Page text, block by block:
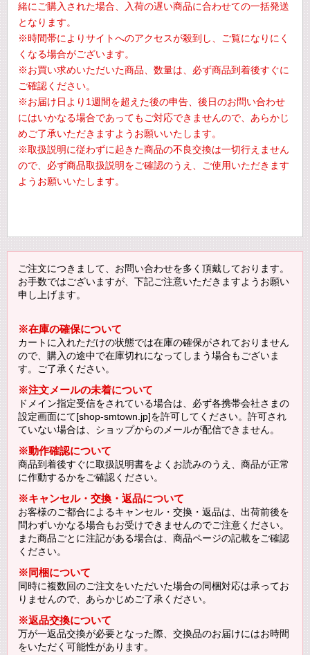
緒にご購入された場合、入荷の遅い商品に合わせての一括発送
となります。
※時間帯によりサイトへのアクセスが殺到し、ご覧になりにく
くなる場合がございます。
※お買い求めいただいた商品、数量は、必ず商品到着後すぐに
ご確認ください。
※お届け日より1週間を超えた後の申告、後日のお問い合わせ
にはいかなる場合であってもご対応できませんので、あらかじ
めご了承いただきますようお願いいたします。
※取扱説明に従わずに起きた商品の不良交換は一切行えません
ので、必ず商品取扱説明をご確認のうえ、ご使用いただきます
ようお願いいたします。
ご注文につきまして、お問い合わせを多く頂戴しております。
お手数ではございますが、下記ご注意いただきますようお願い
申し上げます。
※在庫の確保について
カートに入れただけの状態では在庫の確保がされておりません
ので、購入の途中で在庫切れになってしまう場合もございま
す。ご了承ください。
※注文メールの未着について
ドメイン指定受信をされている場合は、必ず各携帯会社さまの
設定画面にて[shop-smtown.jp]を許可してください。許可され
ていない場合は、ショップからのメールが配信できません。
※動作確認について
商品到着後すぐに取扱説明書をよくお読みのうえ、商品が正常
に作動するかをご確認ください。
※キャンセル・交換・返品について
お客様のご都合によるキャンセル・交換・返品は、出荷前後を
問わずいかなる場合もお受けできませんのでご注意ください。
また商品ごとに注記がある場合は、商品ページの記載をご確認
ください。
※同梱について
同時に複数回のご注文をいただいた場合の同梱対応は承ってお
りませんので、あらかじめご了承ください。
※返品交換について
万が一返品交換が必要となった際、交換品のお届けにはお時間
をいただく可能性があります。